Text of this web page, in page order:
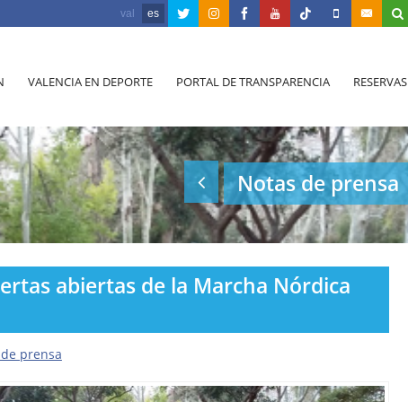
val es
VALENCIA EN DEPORTE PORTAL DE TRANSPARENCIA RESERVAS
Notas de prensa
abiertas de la Marcha Nórdica
prensa